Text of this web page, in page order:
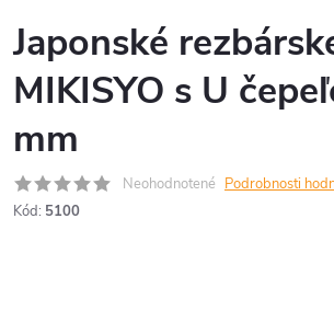
Japonské
MIKISYO s U
mm
Neohodnotené Podrobnosti
Kód: 5100